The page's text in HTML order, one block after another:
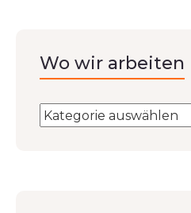
Wo wir arbeiten